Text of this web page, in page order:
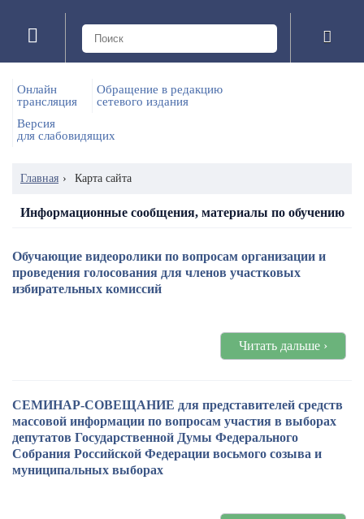
Онлайн
трансляция
Обращение в редакцию
сетевого издания
Версия
для слабовидящих
Главная › Карта сайта
Информационные сообщения, материалы по обучению
Обучающие видеоролики по вопросам организации и
проведения голосования для членов участковых
избирательных комиссий
Читать дальше ›
СЕМИНАР-СОВЕЩАНИЕ для представителей средств
массовой информации по вопросам участия в выборах
депутатов Государственной Думы Федерального
Собрания Российской Федерации восьмого созыва и
муниципальных выборах